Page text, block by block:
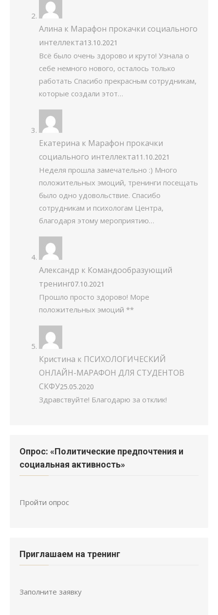
Алина к Марафон прокачки социального
интеллекта13.10.2021
Всё было очень здорово и круто! Узнала о
себе немного нового, осталось только
работать Спасибо прекрасным сотрудникам,
которые создали этот…
Екатерина к Марафон прокачки
социального интеллекта11.10.2021
Неделя прошла замечательно :) Много
положительных эмоций, тренинги посещать
было одно удовольствие. Спасибо
сотрудникам и психологам Центра,
благодаря этому мероприятию…
Александр к Командообразующий
тренинг07.10.2021
Прошло просто здорово! Море
положительных эмоций **
Кристина к ПСИХОЛОГИЧЕСКИЙ
ОНЛАЙН-МАРАФОН ДЛЯ СТУДЕНТОВ
СКФУ25.05.2020
Здравствуйте! Благодарю за отклик!
Опрос: «Политические предпочтения и
социальная активность»
Пройти опрос
Приглашаем на тренинг
Заполните заявку